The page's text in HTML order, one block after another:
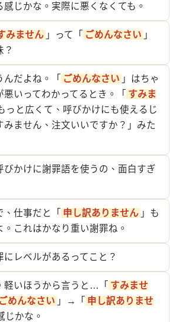
感じかな。実際に悪くなくても。
みません 」って「 ごめんなさい 」
？
んだよね。「 ごめんなさい 」はちゃ
悪いってわかってるとき。「 すみま
っと広くて、呼びかけにも使えるじ
みません、注文いいですか？」みた
びかけに謝罪語を使うの、面白すぎ
、仕事だと「 申し訳ありません 」も
。これはかなり重い謝罪ね。
にレベルがあるってこと？
軽いほうから言うと…「 すみませ
ごめんなさい 」→「 申し訳ありませ
じかな。